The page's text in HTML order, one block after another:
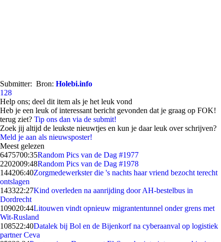
Submitter: Bron: Holebi.info
128
Help ons; deel dit item als je het leuk vond
Heb je een leuk of interessant bericht gevonden dat je graag op FOK!
terug ziet? Tip ons dan via de submit!
Zoek jij altijd de leukste nieuwtjes en kun je daar leuk over schrijven?
Meld je aan als nieuwsposter!
Meest gelezen
6475700:35Random Pics van de Dag #1977
2202009:48Random Pics van de Dag #1978
144206:40Zorgmedewerkster die 's nachts haar vriend bezocht terecht
ontslagen
143322:27Kind overleden na aanrijding door AH-bestelbus in
Dordrecht
109020:44Litouwen vindt opnieuw migrantentunnel onder grens met
Wit-Rusland
108522:40Datalek bij Bol en de Bijenkorf na cyberaanval op logistiek
partner Ceva